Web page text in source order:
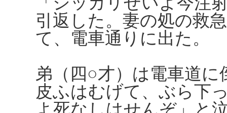
引返した。妻の処の救
て、電車通りに出た。
弟（四○才）は電車道
皮ふはむげて、ぶら下
よ死なしはせんぞ」と